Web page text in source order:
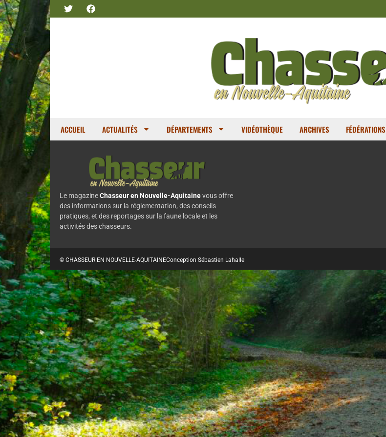
ACCUEIL ACTUALITÉS DÉPARTEMENTS VIDÉOTHÈQUE ARCHIVES FÉDÉRATIONS
Le magazineChasseur en Nouvelle-Aquitainevous offre
des informations sur la réglementation, des conseils
pratiques, et des reportages sur la faune locale et les
activités des chasseurs.
© CHASSEUR EN NOUVELLE-AQUITAINEConception Sébastien Lahalle